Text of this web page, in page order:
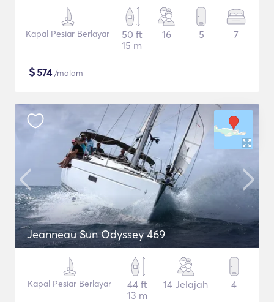
Kapal Pesiar Berlayar
50 ft
15 m
16 5 7
$574/malam
Jeanneau Sun Odyssey 469
Kapal Pesiar Berlayar
44 ft
13 m
14 Jelajah 4